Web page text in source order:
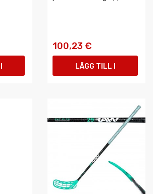
100,23 €
LÄGG TILL I